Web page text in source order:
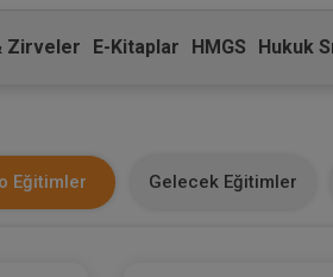
Zirveler E-Kitaplar HMGS Hukuk
Eğitimler Gelecek Eğitimler